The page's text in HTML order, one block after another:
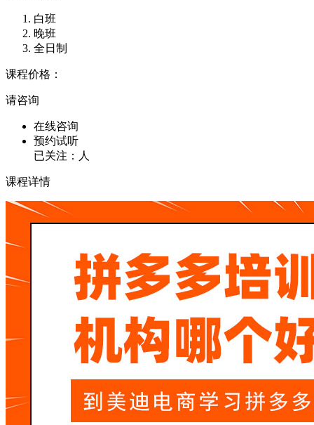
白班
晚班
全日制
课程价格：
请咨询
在线咨询
预约试听
已关注： 人
课程详情